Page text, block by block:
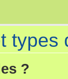
types
?